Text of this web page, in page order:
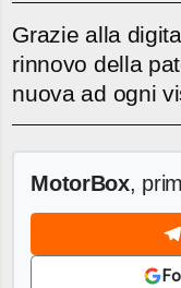
Grazie alla
rinnovo della
nuova ad ogni
MotorBox,